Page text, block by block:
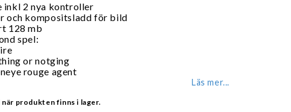
inkl 2 nya kontroller
och kompositsladd för bild
128 mb
spel:
or notging
rouge agent
Läs mer...
när produkten finns i lager.